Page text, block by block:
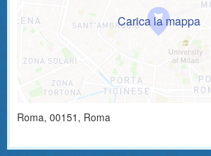
Roma, 00151 , Roma